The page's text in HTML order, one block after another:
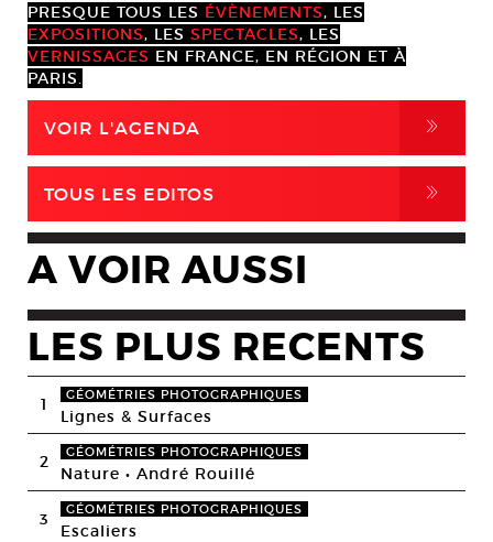
PRESQUE TOUS LES ÉVÈNEMENTS, LES
EXPOSITIONS, LES SPECTACLES, LES
VERNISSAGES EN FRANCE, EN RÉGION ET À
PARIS.
VOIR L'AGENDA ,
TOUS LES EDITOS ,
A VOIR AUSSI
LES PLUS RECENTS
1 GÉOMÉTRIES PHOTOGRAPHIQUES
Lignes & Surfaces
2 GÉOMÉTRIES PHOTOGRAPHIQUES
Nature • André Rouillé
3 GÉOMÉTRIES PHOTOGRAPHIQUES
Escaliers